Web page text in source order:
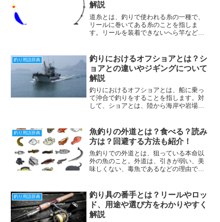
解説
道糸とは、釣りで使われる糸の一種で、
リールに巻いてある糸のことを指しま
す。リールを装着できないへら竿などの
リーダーと呼ばれる糸を繋ぎ、その先に
仕掛けを接続するのが一般的...
釣り用語辞典
釣りにおけるオフショアとは？シ
ョアとの違いやジギングについて
解説
釣りにおけるオフショアとは、船に乗っ
て沖合で釣りをすることを指します。対
して、ショアとは、陸から海岸や岩場な
魚が異なります。オフショアジギングと
はオフショアジギングとは...
釣り用語辞典
魚釣りの外道とは？食べる？読み
方は？回避する方法も紹介！
魚釣りでの外道とは、狙っている本命以
外の魚のこと。外道は、引きが弱い、美
味しくない、毒魚であるなどの理由で嫌
す。外道にも美味しい魚や珍しい魚がた
くさんいますよ。 外道の...
釣り用語辞典
釣り具の番手とは？リールやロッ
ド、用途や選び方をわかりやすく
解説